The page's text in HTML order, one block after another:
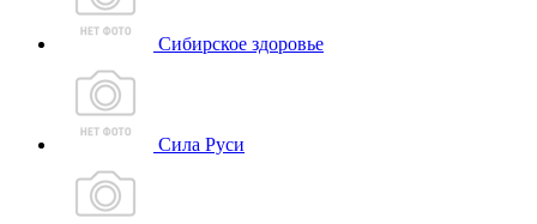
Сибирское здоровье
Сила Руси